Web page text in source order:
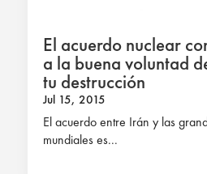
El acuerdo nuclear
a la buena voluntad
tu destrucción
Jul 15, 2015
El acuerdo entre Irán y las
mundiales es...